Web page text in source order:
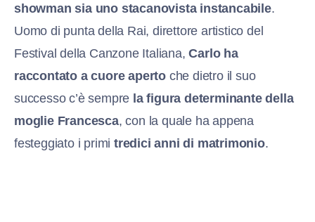
showman sia uno stacanovista instancabile.
Uomo di punta della Rai, direttore artistico del
Festival della Canzone Italiana,Carlo ha
raccontato a cuore aperto che dietro il suo
successo c’è sempre la figura determinante della
moglie Francesca, con la quale ha appena
festeggiato i primitredici anni di matrimonio.